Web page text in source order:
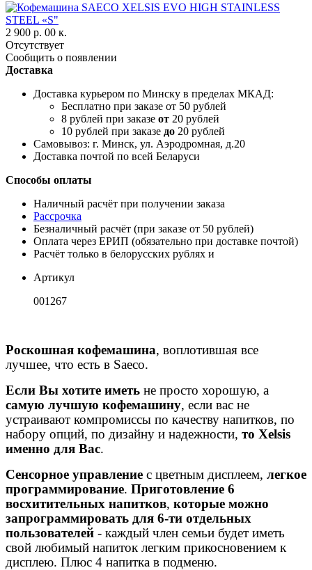
2 900 р. 00 к.
Отсутствует
Сообщить о появлении
Доставка
Доставка курьером по Минску в пределах МКАД:
Бесплатно при заказе от 50 рублей
8 рублей при заказе от 20 рублей
10 рублей при заказе до 20 рублей
Самовывоз: г. Минск, ул. Аэродромная, д.20
Доставка почтой по всей Беларуси
Способы оплаты
Наличный расчёт при получении заказа
Рассрочка
Безналичный расчёт (при заказе от 50 рублей)
Оплата через ЕРИП (обязательно при доставке почтой)
Расчёт только в белорусских рублях и
Артикул
001267
Роскошная кофемашина, воплотившая все
лучшее, что есть в Saeco.
Если Вы хотите иметь не просто хорошую, а
самую лучшую кофемашину, если вас не
устраивают компромиссы по качеству напитков, по
набору опций, по дизайну и надежности, то Xelsis
именно для Вас.
Сенсорное управление с цветным дисплеем, легкое
программирование. Приготовление 6
восхитительных напитков, которые можно
запрограммировать для 6-ти отдельных
пользователей - каждый член семьи будет иметь
свой любимый напиток легким прикосновением к
дисплею. Плюс 4 напитка в подменю.